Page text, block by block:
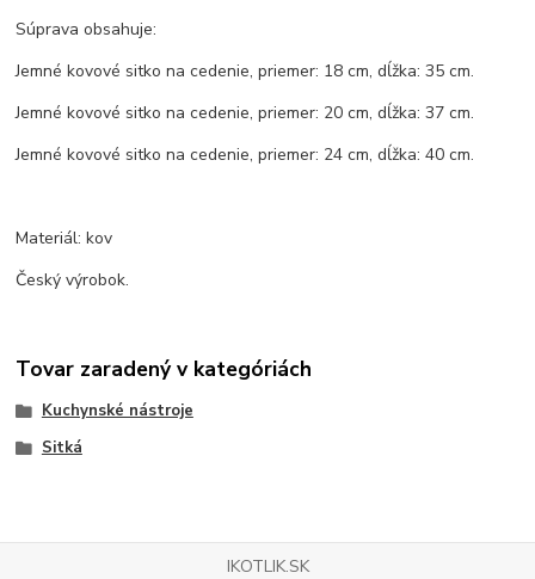
Súprava obsahuje:
Jemné kovové sitko na cedenie, priemer: 18 cm, dĺžka: 35 cm.
Jemné kovové sitko na cedenie, priemer: 20 cm, dĺžka: 37 cm.
Jemné kovové sitko na cedenie, priemer: 24 cm, dĺžka: 40 cm.
Materiál: kov
Český výrobok.
Tovar zaradený v kategóriách
Kuchynské nástroje
Sitká
IKOTLIK.SK